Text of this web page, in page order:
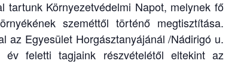
tartunk Környezetvédelmi Napot, melynek fő
szeméttől történő megtisztítása.
az Egyesület Horgásztanyájánál /Nádirigó u.
feletti tagjaink részvételétől eltekint az